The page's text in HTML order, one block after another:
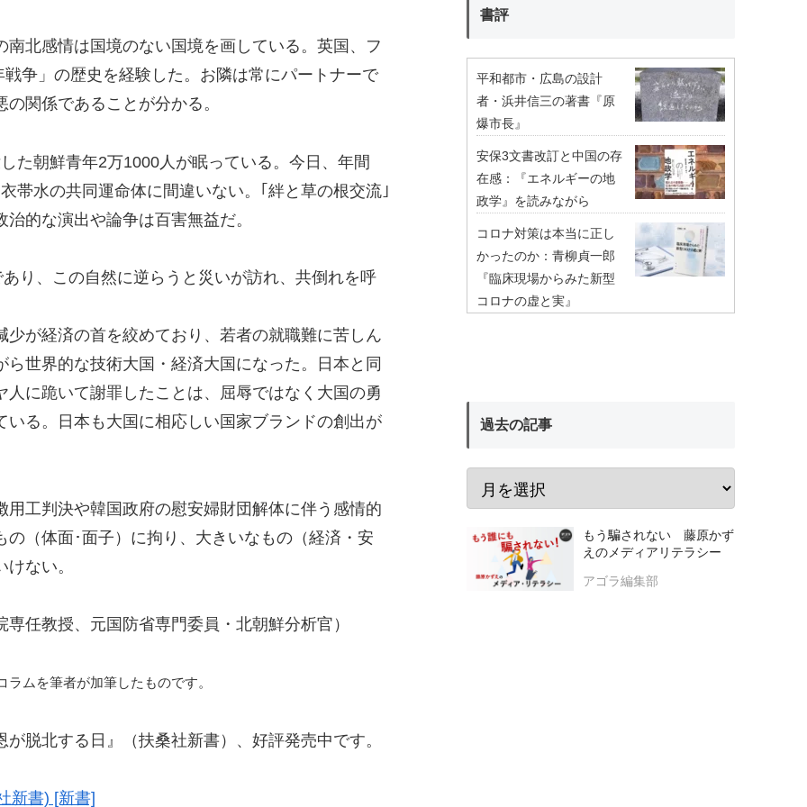
北感情は国境のない国境を画している。英国、フ
争」の歴史を経験した。お隣は常にパートナーで
関係であることが分かる。
た朝鮮青年2万1000人が眠っている。今日、年間
帯水の共同運命体に間違いない。｢絆と草の根交流｣
的な演出や論争は百害無益だ。
り、この自然に逆らうと災いが訪れ、共倒れを呼
が経済の首を絞めており、若者の就職難に苦しん
世界的な技術大国・経済大国になった。日本と同
に跪いて謝罪したことは、屈辱ではなく大国の勇
る。日本も大国に相応しい国家ブランドの創出が
工判決や韓国政府の慰安婦財団解体に伴う感情的
（体面･面子）に拘り、大きいなもの（経済・安
ない。
任教授、元国防省専門委員・北朝鮮分析官）
ムを筆者が加筆したものです。
脱北する日』（扶桑社新書）、好評発売中です。
新書) [新書]
書評
平和都市・広島の設計
者・浜井信三の著書『原
爆市長』
安保3文書改訂と中国の存
在感：『エネルギーの地
政学』を読みながら
コロナ対策は本当に正し
かったのか：青柳貞一郎
『臨床現場からみた新型
コロナの虚と実』
過去の記事
もう騙されない 藤原かず
えのメディアリテラシー
アゴラ編集部